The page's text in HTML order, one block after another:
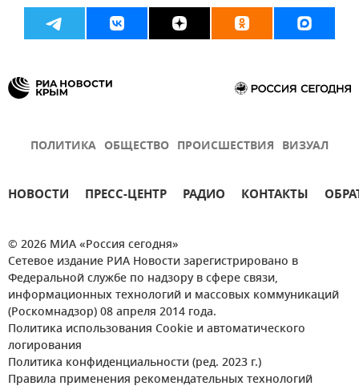
ПОЛИТИКА ОБЩЕСТВО ПРОИСШЕСТВИЯ ВИЗУАЛ
НОВОСТИ ПРЕСС-ЦЕНТР РАДИО КОНТАКТЫ
© 2026 МИА «Россия сегодня»
Сетевое издание РИА Новости зарегистрировано в
Федеральной службе по надзору в сфере связи,
информационных технологий и массовых коммуникаций
(Роскомнадзор) 08 апреля 2014 года.
Политика использования Cookie и автоматического
логирования
Политика конфиденциальности (ред. 2023 г.)
Правила применения рекомендательных технологий